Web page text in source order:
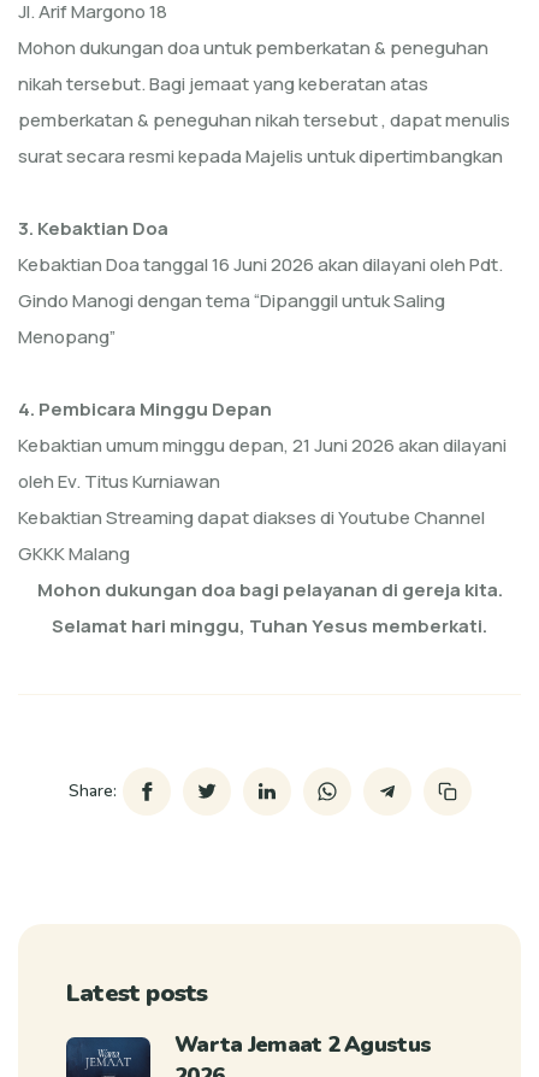
Jl. Arif Margono 18
Mohon dukungan doa untuk pemberkatan & peneguhan
nikah tersebut. Bagi jemaat yang keberatan atas
pemberkatan & peneguhan nikah tersebut , dapat menulis
surat secara resmi kepada Majelis untuk dipertimbangkan
3. Kebaktian Doa
Kebaktian Doa tanggal 16 Juni 2026 akan dilayani oleh Pdt.
Gindo Manogi dengan tema “Dipanggil untuk Saling
Menopang”
4. Pembicara Minggu Depan
Kebaktian umum minggu depan, 21 Juni 2026 akan dilayani
oleh Ev. Titus Kurniawan
Kebaktian Streaming dapat diakses di Youtube Channel
GKKK Malang
Mohon dukungan doa bagi pelayanan di gereja kita.
Selamat hari minggu, Tuhan Yesus memberkati.
Share:
Latest posts
Warta Jemaat 2 Agustus